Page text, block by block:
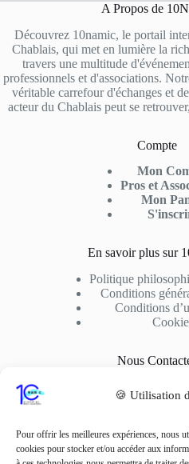
🍪 Utilisation
Pour offrir les meilleures expériences, nous
cookies pour stocker et/ou accéder aux
A Propos de
Découvrez 10namic, le portail
Chablais, qui met en lumière la
travers une multitude
professionnels et d'associations.
véritable carrefour d'échanges et
acteur du Chablais peut se
Compte
Mon
Pros et
Mon
En savoir plus sur
Politique
Conditions
Conditions
Nous
Adresse: 10fusio –
Contact: +33 6 01
Adresse